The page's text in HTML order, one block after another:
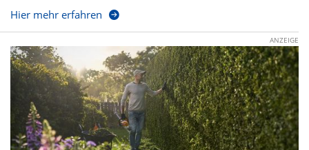
Hier mehr erfahren
ANZEIGE